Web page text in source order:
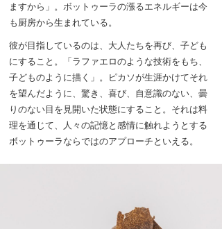
ますから」。ボットゥーラの漲るエネルギーは今
も厨房から生まれている。
彼が目指しているのは、大人たちを再び、子ども
にすること。「ラファエロのような技術をもち、
子どものように描く」。ピカソが生涯かけてそれ
を望んだように、驚き、喜び、自意識のない、曇
りのない目を見開いた状態にすること。それは料
理を通じて、人々の記憶と感情に触れようとする
ボットゥーラならではのアプローチといえる。